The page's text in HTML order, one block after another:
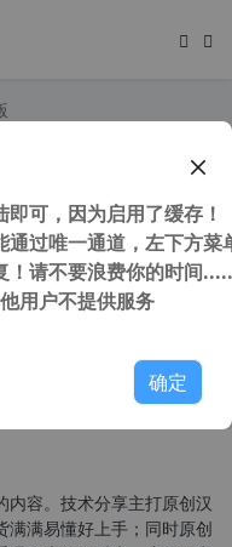
1.1.2.279 中文破解版
容。技术分享主打原创汉
满满易懂好上手；同时原创
可，因为启用了缓存！
过唯一通道，左下方菜
！请不要浪费你的时间
用户不提供服务
确定